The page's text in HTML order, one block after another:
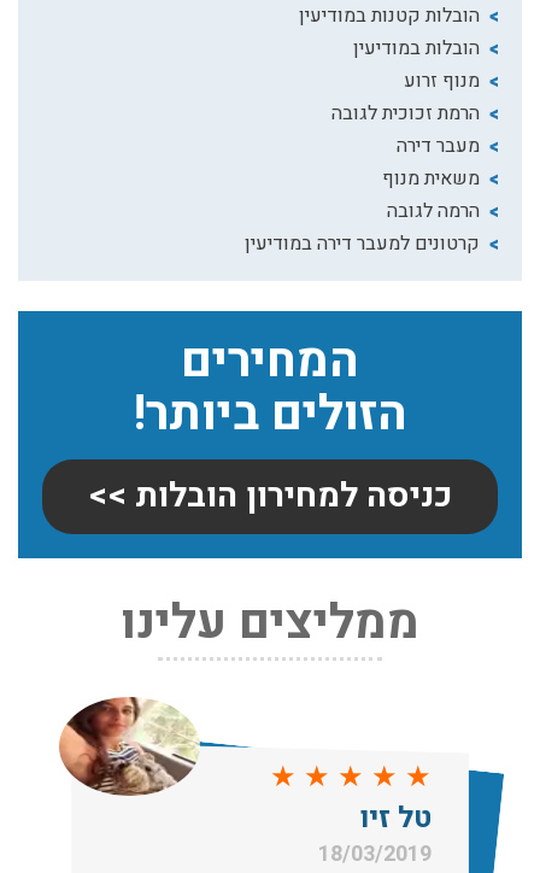
הובלות קטנות במודיעין
הובלות במודיעין
מנוף זרוע
הרמת זכוכית לגובה
מעבר דירה
משאית מנוף
הרמה לגובה
קרטונים למעבר דירה במודיעין
המחירים
הזולים ביותר!
כניסה למחירון הובלות >>
ממליצים עלינו
★
★
★
★
★
טל זיו
18/03/2019
שירותי אריזה:
לפני שמתבצעת ההובלה צריכים לדאוג לארוז את הכל כמו
שצריך! פורטל המובילים בישראל מציע לכם שירותי אריזה
ברמה הגבוהה ביותר, לקבלת הצעת מחיר כנסו עכשיו
הובלות בתל אביב: